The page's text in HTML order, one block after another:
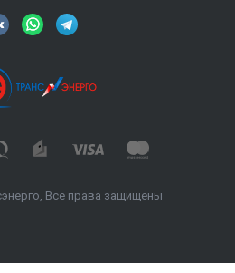
Все права защищены